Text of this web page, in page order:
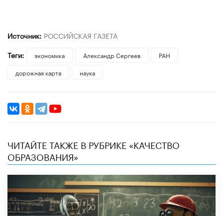
Источник: РОССИЙСКАЯ ГАЗЕТА
Теги:
экономика Александр Сергеев
РАН
дорожная карта
наука
ЧИТАЙТЕ ТАКЖЕ В РУБРИКЕ «КАЧЕСТВО
ОБРАЗОВАНИЯ»